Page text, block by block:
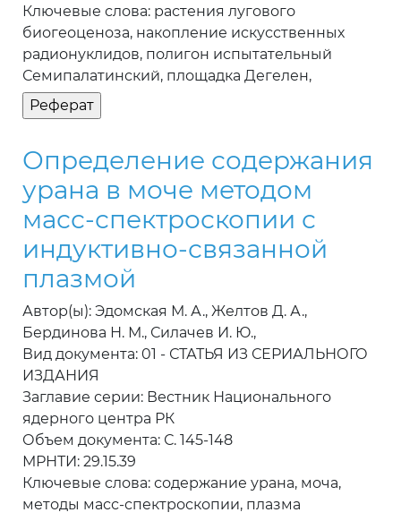
Ключевые слова: растения лугового
биогеоценоза, накопление искусственных
радионуклидов, полигон испытательный
Семипалатинский, площадка Дегелен,
Определение содержания
урана в моче методом
масс-спектроскопии с
индуктивно-связанной
плазмой
Автор(ы): Эдомская М. А., Желтов Д. А.,
Бердинова Н. М., Силачев И. Ю.,
Вид документа: 01 - СТАТЬЯ ИЗ СЕРИАЛЬНОГО
ИЗДАНИЯ
Заглавие серии: Вестник Национального
ядерного центра РК
Объем документа: С. 145-148
МРНТИ: 29.15.39
Ключевые слова: содержание урана, моча,
методы масс-спектроскопии, плазма